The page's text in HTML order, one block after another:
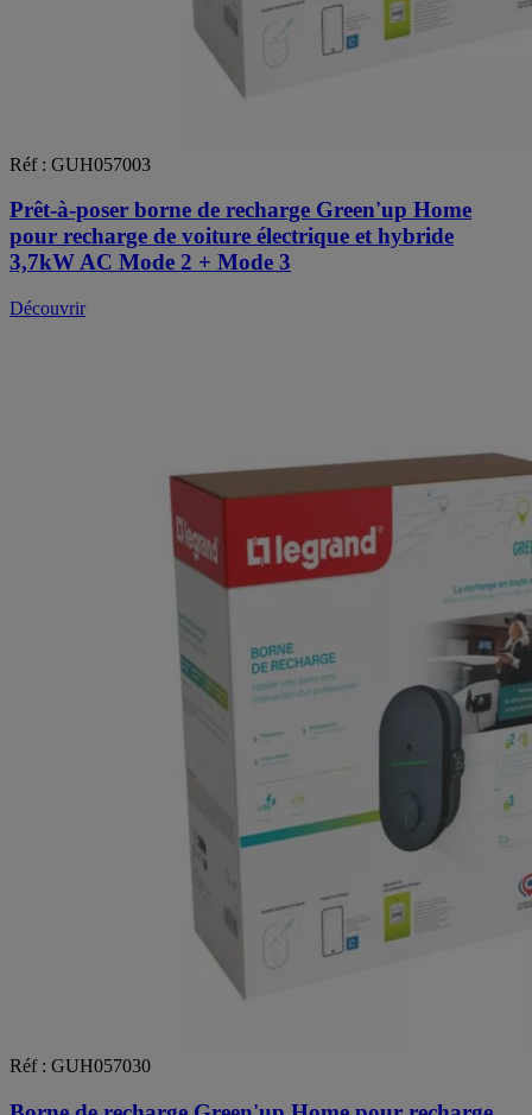
Réf : GUH057003
Prêt-à-poser borne de recharge Green'up Home
pour recharge de voiture électrique et hybride
3,7kW AC Mode 2 + Mode 3
Découvrir
Réf : GUH057030